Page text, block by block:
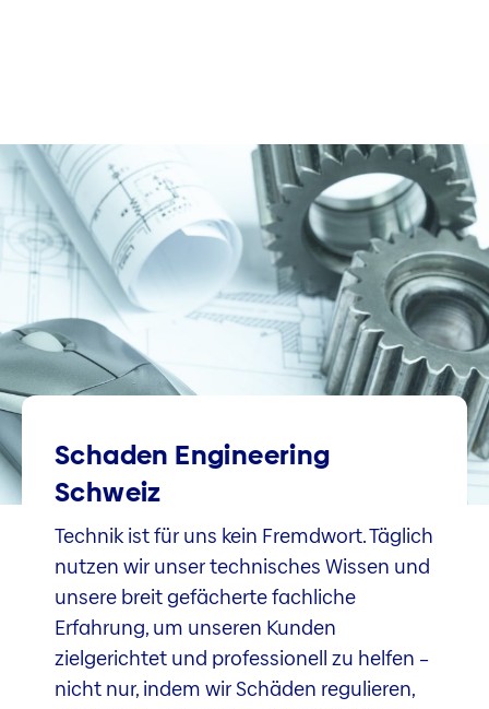
Schaden Engineering
Schweiz
Technik ist für uns kein Fremdwort. Täglich
nutzen wir unser technisches Wissen und
unsere breit gefächerte fachliche
Erfahrung, um unseren Kunden
zielgerichtet und professionell zu helfen –
nicht nur, indem wir Schäden regulieren,